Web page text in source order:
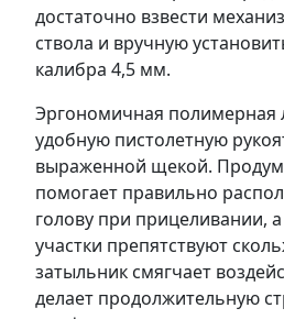
достаточно взвести
ствола и вручную
калибра 4,5 мм.
Эргономичная полимерная
удобную пистолетную
выраженной щекой.
помогает правильно
голову при прицеливании,
участки препятствуют
затыльник смягчает
делает продолжительную